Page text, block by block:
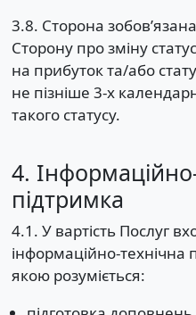
3.8. Сторона
Сторону про зміну
на прибуток та/або
не пізніше 3-х
такого статусу.
4.
підтримка
4.1. У вартість Послуг
інформаційно-технічна
якою розуміється: